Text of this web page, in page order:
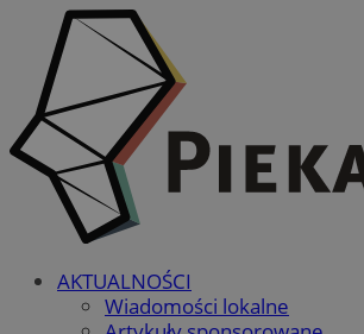
AKTUALNOŚCI
Wiadomości lokalne